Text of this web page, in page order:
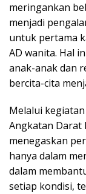
meringankan
menjadi
untuk pertama
AD wanita. Hal
anak-anak dan
bercita-cita
Melalui
Angkatan Darat
menegaskan
hanya dalam
dalam
setiap kondisi,